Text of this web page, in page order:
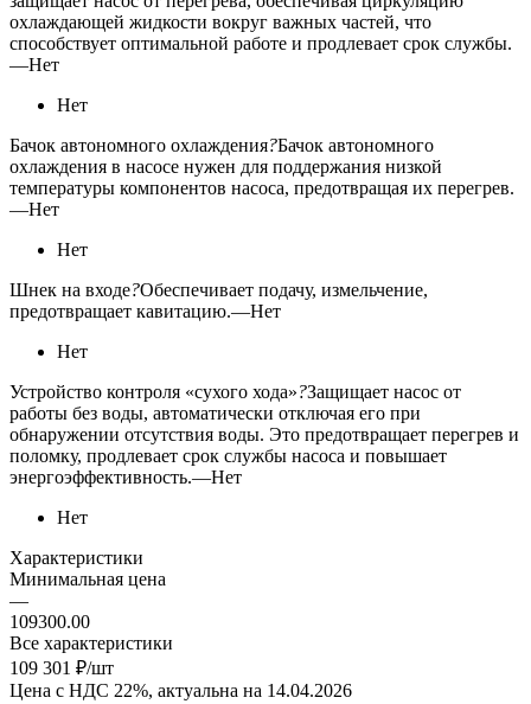
охлаждающей жидкости вокруг важных частей, что
способствует оптимальной работе и продлевает срок службы.
—Нет
Нет
Бачок автономного охлаждения?Бачок автономного
охлаждения в насосе нужен для поддержания низкой
температуры компонентов насоса, предотвращая их перегрев.
—Нет
Нет
Шнек на входе?Обеспечивает подачу, измельчение,
предотвращает кавитацию.—Нет
Нет
Устройство контроля «сухого хода»?Защищает насос от
работы без воды, автоматически отключая его при
обнаружении отсутствия воды. Это предотвращает перегрев и
поломку, продлевает срок службы насоса и повышает
энергоэффективность.—Нет
Нет
Характеристики
Минимальная цена
—
109300.00
Все характеристики
109 301 ₽/шт
Цена с НДС 22%, актуальна на 14.04.2026